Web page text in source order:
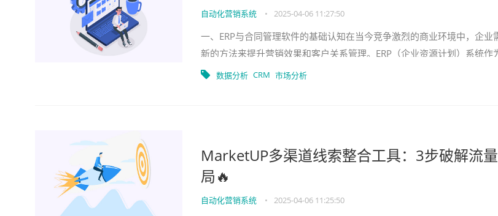
自动化营销系统 • 2025-04-06 11:27:50
一、ERP与合同管理软件的基础认知在当今竞争激烈的商业环境中，企业
新的方法来提升营销效果和客户关系管理。ERP（企业资源计划）系统作
心工具，已经在各个领域发挥着重要作用。而
数据分析 CRM 市场分析
MarketUP多渠道线索整合工具：3步破解流
局🔥
自动化营销系统 • 2025-04-06 11:25:50